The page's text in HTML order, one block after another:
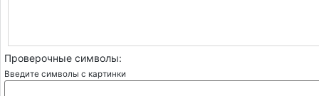
Проверочные символы:
Введите символы с картинки